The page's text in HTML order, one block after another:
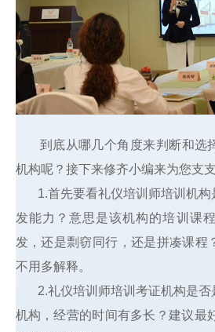
到底从哪几个角度来判断和选
机构呢？接下来修齐小编来为您支支
1.首先要看礼仪培训师培训机构
发能力？意思是该机构的培训课
发，还是剽窃同行，还是拼凑课程
不用多解释。
2.礼仪培训师培训考证机构是否
机构，经营的时间有多长？建议最